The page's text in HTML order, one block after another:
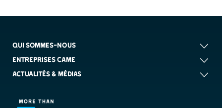
QUI SOMMES-NOUS
ENTREPRISES CAME
ACTUALITÉS & MÉDIAS